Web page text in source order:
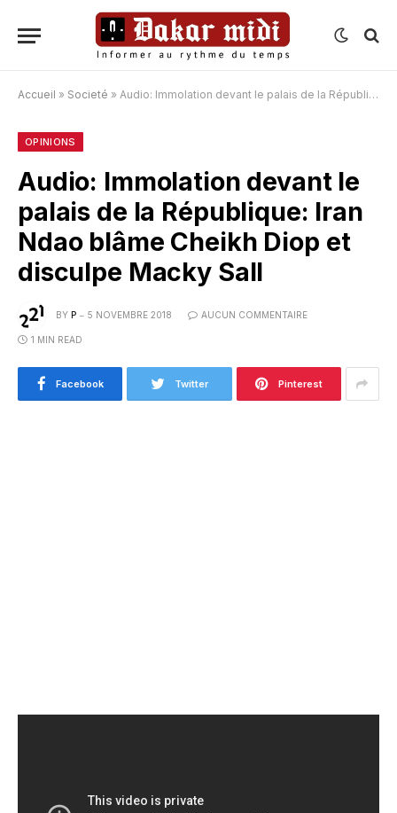
Accueil » Societé » Audio: Immolation devant le palais de la République: Iran Ndao blâme Cheikh Diop et disculpe Macky Sall
OPINIONS
Audio: Immolation devant le
palais de la République: Iran
Ndao blâme Cheikh Diop et
disculpe Macky Sall
BY P 5 NOVEMBRE 2018 AUCUN COMMENTAIRE
1 MIN READ
Facebook Twitter Pinterest